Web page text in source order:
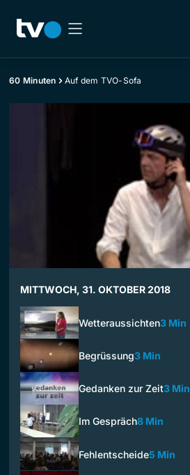
60 Minuten Auf dem TVO-Sofa
MITTWOCH, 31. OKTOBER 2018
Wetteraussichten3 Min
Begrüssung3 Min
Gedanken zur Zeit3 Min
Im Gespräch8 Min
Fehlentscheide5 Min